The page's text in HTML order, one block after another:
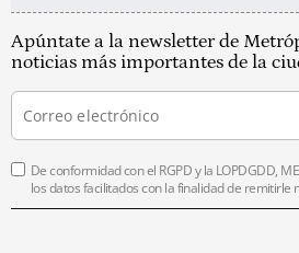
Apúntate a la newsletter de
noticias más importantes de la
De conformidad con el RGPD y la LOPDGDD,
los datos facilitados con la finalidad de remitirle